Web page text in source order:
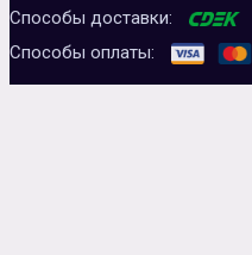
Способы доставки:
Способы оплаты: